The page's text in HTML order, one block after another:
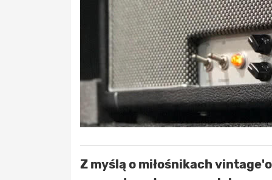
Z myślą o miłośnikach